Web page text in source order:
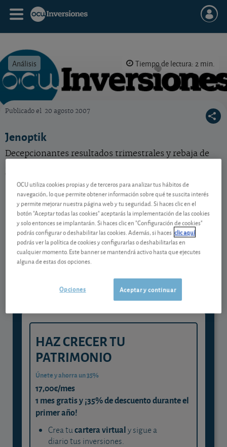
Análisis Tiempo de lectura: 2 min.
Publicado el 20 agosto 2007
Jenoptik
Decepcionantes resultados trimestrales y rebaja de
Contenido reservado a SOCIOS
Gestiona tu dinero con visión
experta
para ti
HAZ CRECER TU
PATRIMONIO
Únete y ahorra un 35%
17,00€/mes
1 mes gratis y ¡35% de descuento durante el
primer año!
Crea tucartera virtualy sigue a
diario tus inversiones.
OCU utiliza cookies propias y de terceros para analizar tus hábitos de
navegación, lo que permite obtener información sobre qué te suscita interés
y permite mejorar nuestra página web y tu seguridad. Si haces clic en el
botón "Aceptar todas las cookies" aceptarás la implementación de las cookies
y solo entonces se implantarán. Si haces clic en "Configuración de cookies"
podrás configurar o deshabilitar las cookies. Además, si haces clic aquí
podrás ver la política de cookies y configurarlas o deshabilitarlas en
cualquier momento. Este banner se mantendrá activo hasta que ejecutes
alguna de estas dos opciones.
Aceptar y continuar
Opciones